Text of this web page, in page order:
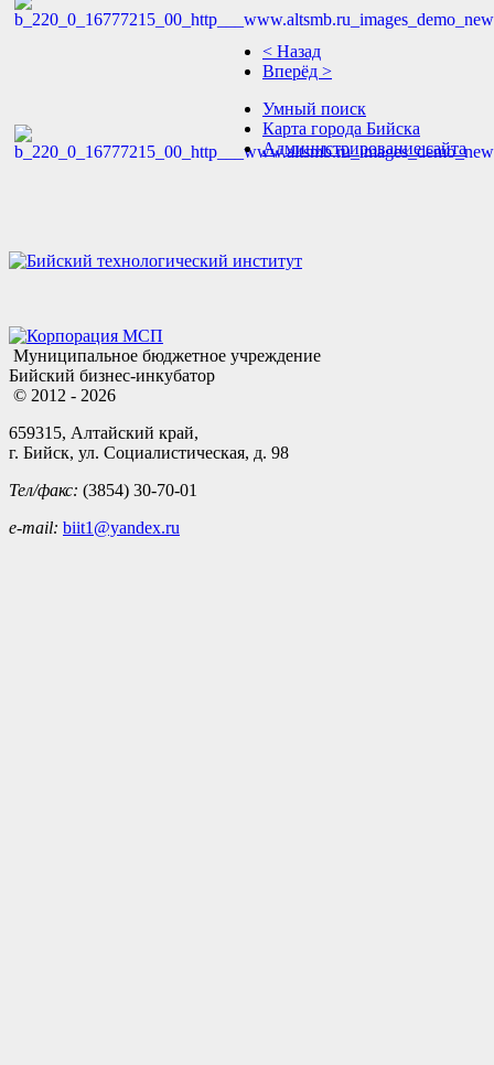
< Назад
Вперёд >
Умный поиск
Карта города Бийска
Администрирование сайта
Муниципальное бюджетное учреждение
Бийский бизнес-инкубатор
© 2012 - 2026
659315, Алтайский край,
г. Бийск, ул. Социалистическая, д. 98
Тел/факс: (3854) 30-70-01
e-mail: biit1@yandex.ru